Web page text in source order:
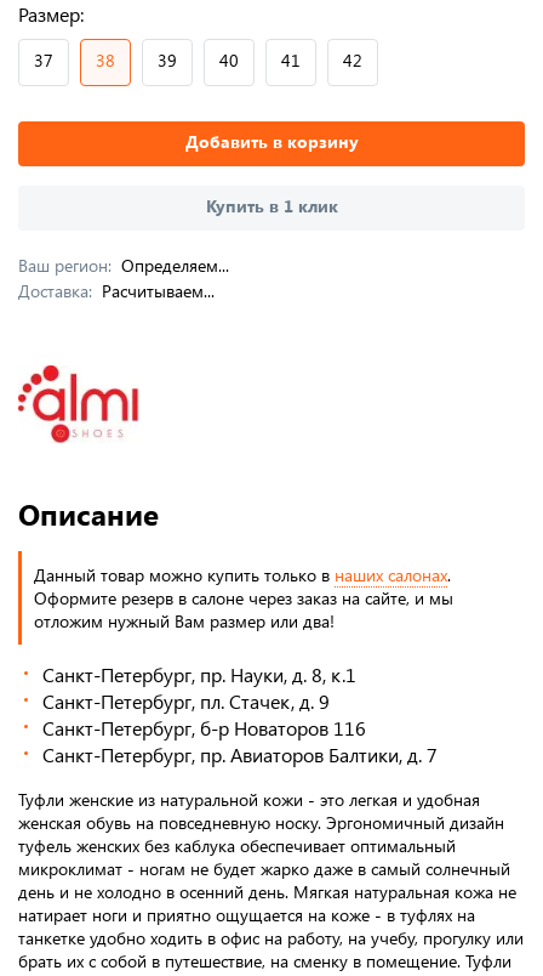
Размер:
37 38 39 40 41 42
Добавить в корзину
Купить в 1 клик
Ваш регион: Определяем...
Доставка: Расчитываем...
Описание
Данный товар можно купить только в наших салонах.
Оформите резерв в салоне через заказ на сайте, и мы
отложим нужный Вам размер или два!
Санкт-Петербург, пр. Науки, д. 8, к.1
Санкт-Петербург, пл. Стачек, д. 9
Санкт-Петербург, б-р Новаторов 116
Санкт-Петербург, пр. Авиаторов Балтики, д. 7
Туфли женские из натуральной кожи - это легкая и удобная
женская обувь на повседневную носку. Эргономичный дизайн
туфель женских без каблука обеспечивает оптимальный
микроклимат - ногам не будет жарко даже в самый солнечный
день и не холодно в осенний день. Мягкая натуральная кожа не
натирает ноги и приятно ощущается на коже - в туфлях на
танкетке удобно ходить в офис на работу, на учебу, прогулку или
брать их с собой в путешествие, на сменку в помещение. Туфли